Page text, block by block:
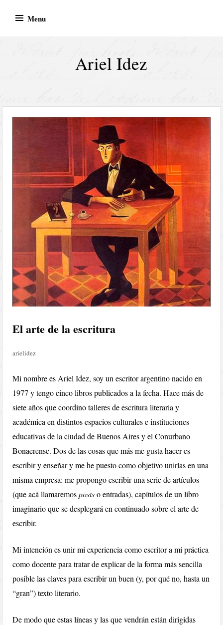
Menu
Ariel Idez
El arte de la escritura
arielidez
Mi nombre es Ariel Idez, soy un escritor argentino nacido en
1977 y tengo cinco libros publicados a la fecha. Hace más de
siete años que coordino talleres de escritura literaria y
académica en distintos espacios culturales e instituciones
educativas de la ciudad de Buenos Aires y el Conurbano
Bonaerense.Dos de las cosas que más me gustahacer es
escribir y enseñar y me he puesto como objetivo unirlas en una
misma empresa: me propongo escribir una serie de artículos
(que acá llamaremospostso entradas), capítulos de un libro
imaginario que se desplegará en continuado sobre el arte de
escribir.
Mi intención es unir mi experiencia como escritor a mi práctica
como docente para tratar de explicar de la forma más sencilla
posible las claves para escribir un buen (y, por qué no, hasta un
“gran”) texto literario.
De modo que estas líneas y las que vendrán están dirigidas